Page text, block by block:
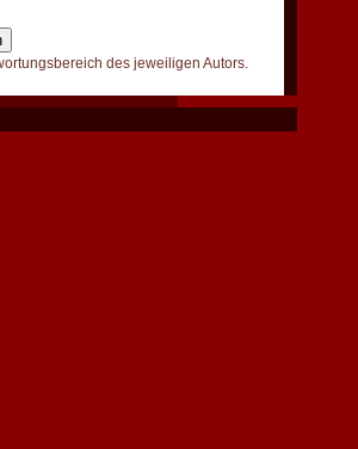
des jeweiligen Autors.